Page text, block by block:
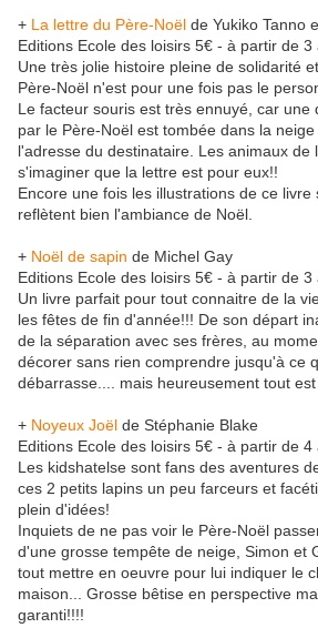
+ La lettre du Père-Noël de Yukiko Tanno
Editions Ecole des loisirs 5€ - à partir de 3
Une très jolie histoire pleine de solidarité
Père-Noël n'est pour une fois pas le
Le facteur souris est très ennuyé, car une
par le Père-Noël est tombée dans la
l'adresse du destinataire. Les animaux de
s'imaginer que la lettre est pour eux!!
Encore une fois les illustrations de ce livre
reflètent bien l'ambiance de Noël.
+ Noël de sapin de Michel Gay
Editions Ecole des loisirs 5€ - à partir de 3
Un livre parfait pour tout connaitre de la
les fêtes de fin d'année!!! De son départ
de la séparation avec ses frères, au
décorer sans rien comprendre jusqu'à ce
débarrasse.... mais heureusement tout
+ Noyeux Joël de Stéphanie Blake
Editions Ecole des loisirs 5€ - à partir de 4
Les kidshatelse sont fans des aventures
ces 2 petits lapins un peu farceurs et
plein d'idées!
Inquiets de ne pas voir le Père-Noël
d'une grosse tempête de neige, Simon et
tout mettre en oeuvre pour lui indiquer le
maison... Grosse bêtise en perspective
garanti!!!!